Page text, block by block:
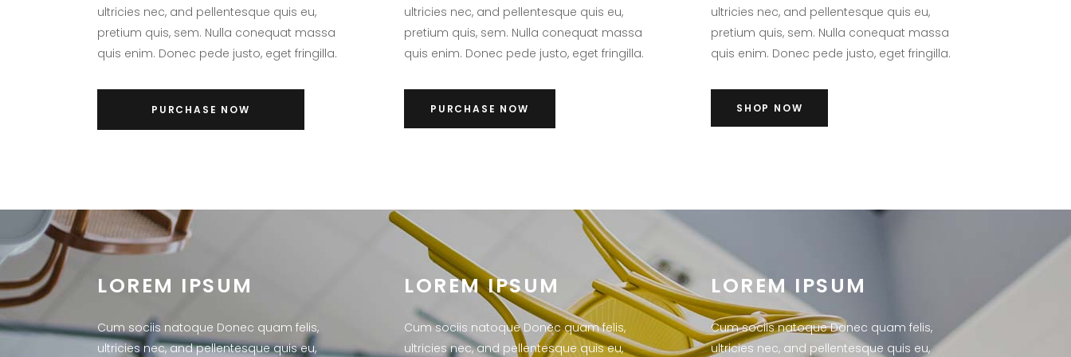
ultricies nec, and pellentesque quis eu,
pretium quis, sem. Nulla conequat massa
quis enim. Donec pede justo, eget fringilla.
PURCHASE NOW
ultricies nec, and pellentesque quis eu,
pretium quis, sem. Nulla conequat massa
quis enim. Donec pede justo, eget fringilla.
PURCHASE NOW
ultricies nec, and pellentesque quis eu,
pretium quis, sem. Nulla conequat massa
quis enim. Donec pede justo, eget fringilla.
SHOP NOW
LOREM IPSUM
Cum sociis natoque Donec quam felis,
ultricies nec, and pellentesque quis eu,
LOREM IPSUM
Cum sociis natoque Donec quam felis,
ultricies nec, and pellentesque quis eu,
LOREM IPSUM
Cum sociis natoque Donec quam felis,
ultricies nec, and pellentesque quis eu,